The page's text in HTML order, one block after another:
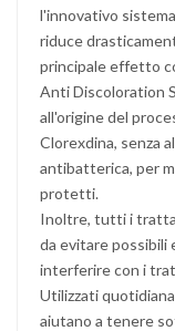
l'innovativo
riduce
principale effetto
Anti Discoloration
all'origine del
Clorexdina, senza
antibatterica, per
protetti.
Inoltre, tutti i
da evitare
interferire con i
Utilizzati
aiutano a tenere